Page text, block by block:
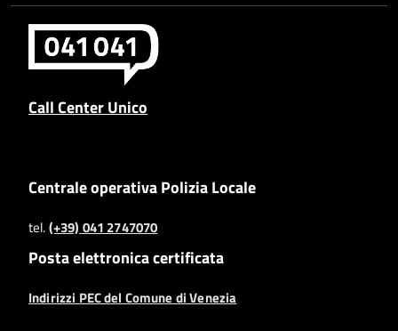
Call Center Unico
Centrale operativa Polizia Locale
tel.(+39) 041 2747070
Posta elettronica certificata
Indirizzi PEC del Comune di Venezia